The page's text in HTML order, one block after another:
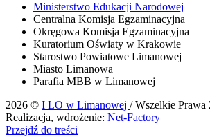
Ministerstwo Edukacji Narodowej
Centralna Komisja Egzaminacyjna
Okręgowa Komisja Egzaminacyjna
Kuratorium Oświaty w Krakowie
Starostwo Powiatowe Limanowej
Miasto Limanowa
Parafia MBB w Limanowej
2026 © I LO w Limanowej / Wszelkie Prawa
Realizacja, wdrożenie: Net-Factory
Przejdź do treści